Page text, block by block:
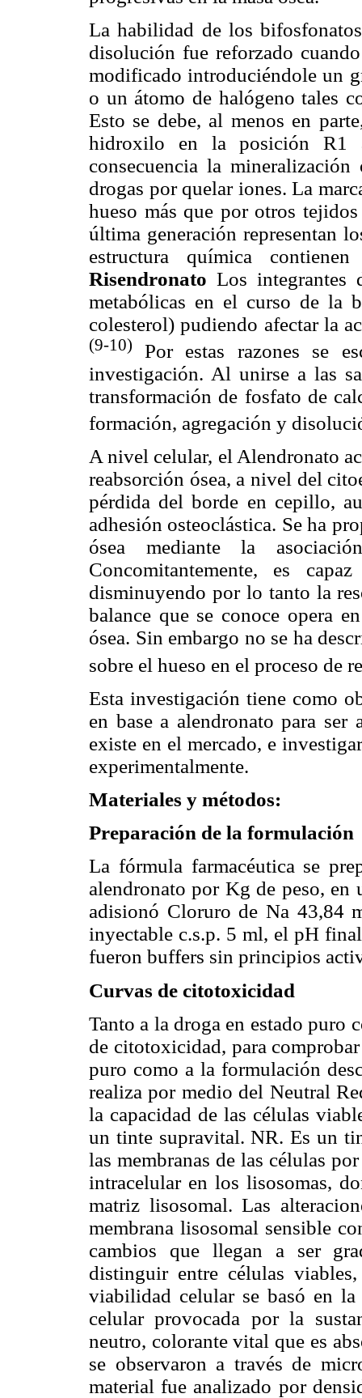
La habilidad de los
disolución fue reforzado
modificado introduciéndole un
o un átomo de halógeno tales
Esto se debe, al menos en
hidroxilo en la posición R1
consecuencia la
drogas por quelar iones. La
hueso más que por otros
última generación representan
estructura química
Risendronato Los integrantes
metabólicas en el curso de la
colesterol) pudiendo afectar la
(9-10) Por estas razones se
investigación. Al unirse a las
transformación de fosfato de
formación, agregación y
A nivel celular, el Alendronato
reabsorción ósea, a nivel del
pérdida del borde en cepillo,
adhesión osteoclástica. Se ha
ósea mediante la
Concomitantemente, es
disminuyendo por lo tanto la
balance que se conoce opera
ósea. Sin embargo no se ha
sobre el hueso en el proceso de
Esta investigación tiene como
en base a alendronato para ser
existe en el mercado, e
experimentalmente.
Materiales y métodos:
Preparación de la formulación
La fórmula farmacéutica se
alendronato por Kg de peso, en
adisionó Cloruro de Na 43,84
inyectable c.s.p. 5 ml, el pH
fueron buffers sin principios
Curvas de citotoxicidad
Tanto a la droga en estado puro
de citotoxicidad, para
puro como a la formulación
realiza por medio del Neutral
la capacidad de las células
un tinte supravital. NR. Es un
las membranas de las células
intracelular en los lisosomas,
matriz lisosomal. Las
membrana lisosomal sensible
cambios que llegan a ser
distinguir entre células
viabilidad celular se basó en
celular provocada por la
neutro, colorante vital que es
se observaron a través de
material fue analizado por